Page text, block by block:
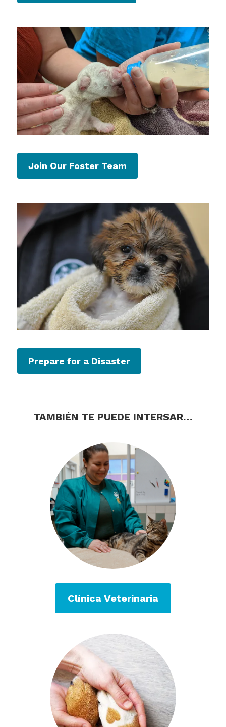
Join Our Foster Team
Prepare for a Disaster
TAMBIÉN TE PUEDE INTERSAR…
Clínica Veterinaria